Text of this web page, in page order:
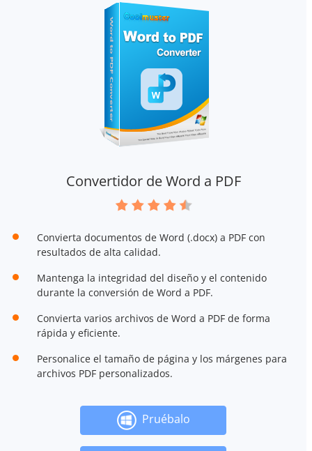
Convertidor de Word a PDF
Convierta documentos de Word (.docx) a PDF con
resultados de alta calidad.
Mantenga la integridad del diseño y el contenido
durante la conversión de Word a PDF.
Convierta varios archivos de Word a PDF de forma
rápida y eficiente.
Personalice el tamaño de página y los márgenes para
archivos PDF personalizados.
Pruébalo